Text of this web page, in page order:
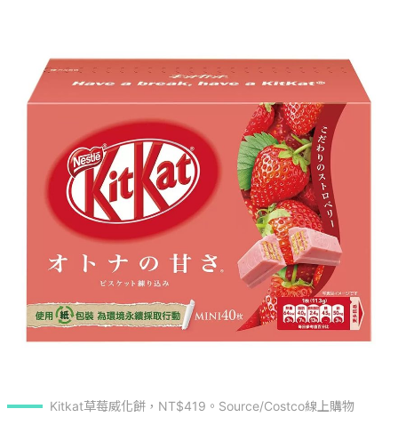
Kitkat草莓威化餅，NT$419。Source/Costco線上購物